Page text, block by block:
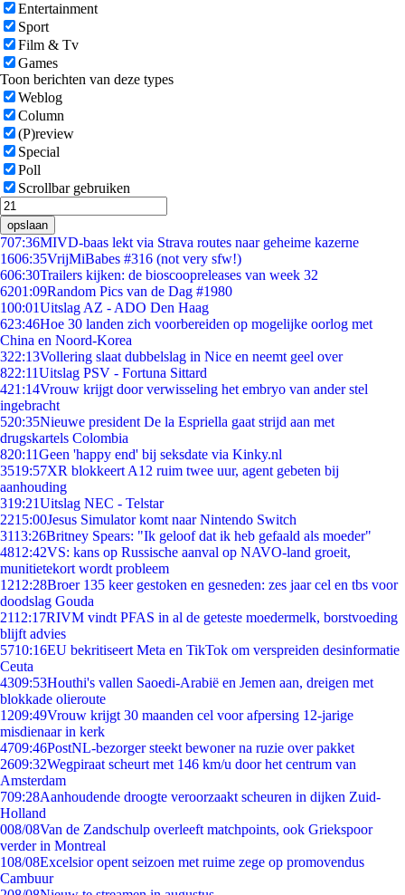
Entertainment
Sport
Film & Tv
Games
Toon berichten van deze types
Weblog
Column
(P)review
Special
Poll
Scrollbar gebruiken
opslaan
707:36MIVD-baas lekt via Strava routes naar geheime kazerne
1606:35VrijMiBabes #316 (not very sfw!)
606:30Trailers kijken: de bioscoopreleases van week 32
6201:09Random Pics van de Dag #1980
100:01Uitslag AZ - ADO Den Haag
623:46Hoe 30 landen zich voorbereiden op mogelijke oorlog met
China en Noord-Korea
322:13Vollering slaat dubbelslag in Nice en neemt geel over
822:11Uitslag PSV - Fortuna Sittard
421:14Vrouw krijgt door verwisseling het embryo van ander stel
ingebracht
520:35Nieuwe president De la Espriella gaat strijd aan met
drugskartels Colombia
820:11Geen 'happy end' bij seksdate via Kinky.nl
3519:57XR blokkeert A12 ruim twee uur, agent gebeten bij
aanhouding
319:21Uitslag NEC - Telstar
2215:00Jesus Simulator komt naar Nintendo Switch
3113:26Britney Spears: "Ik geloof dat ik heb gefaald als moeder"
4812:42VS: kans op Russische aanval op NAVO-land groeit,
munitietekort wordt probleem
1212:28Broer 135 keer gestoken en gesneden: zes jaar cel en tbs voor
doodslag Gouda
2112:17RIVM vindt PFAS in al de geteste moedermelk, borstvoeding
blijft advies
5710:16EU bekritiseert Meta en TikTok om verspreiden desinformatie
Ceuta
4309:53Houthi's vallen Saoedi-Arabië en Jemen aan, dreigen met
blokkade olieroute
1209:49Vrouw krijgt 30 maanden cel voor afpersing 12-jarige
misdienaar in kerk
4709:46PostNL-bezorger steekt bewoner na ruzie over pakket
2609:32Wegpiraat scheurt met 146 km/u door het centrum van
Amsterdam
709:28Aanhoudende droogte veroorzaakt scheuren in dijken Zuid-
Holland
008/08Van de Zandschulp overleeft matchpoints, ook Griekspoor
verder in Montreal
108/08Excelsior opent seizoen met ruime zege op promovendus
Cambuur